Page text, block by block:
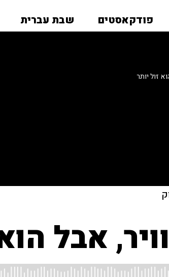
פודקאסטים שבת עברית
זול יותר
אבל הוא